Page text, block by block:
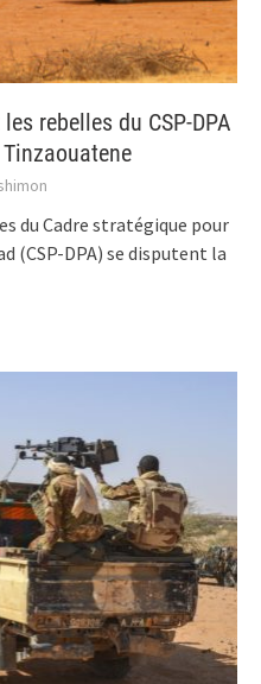
rebelles du CSP-DPA
du Cadre stratégique pour
(CSP-DPA) se disputent la